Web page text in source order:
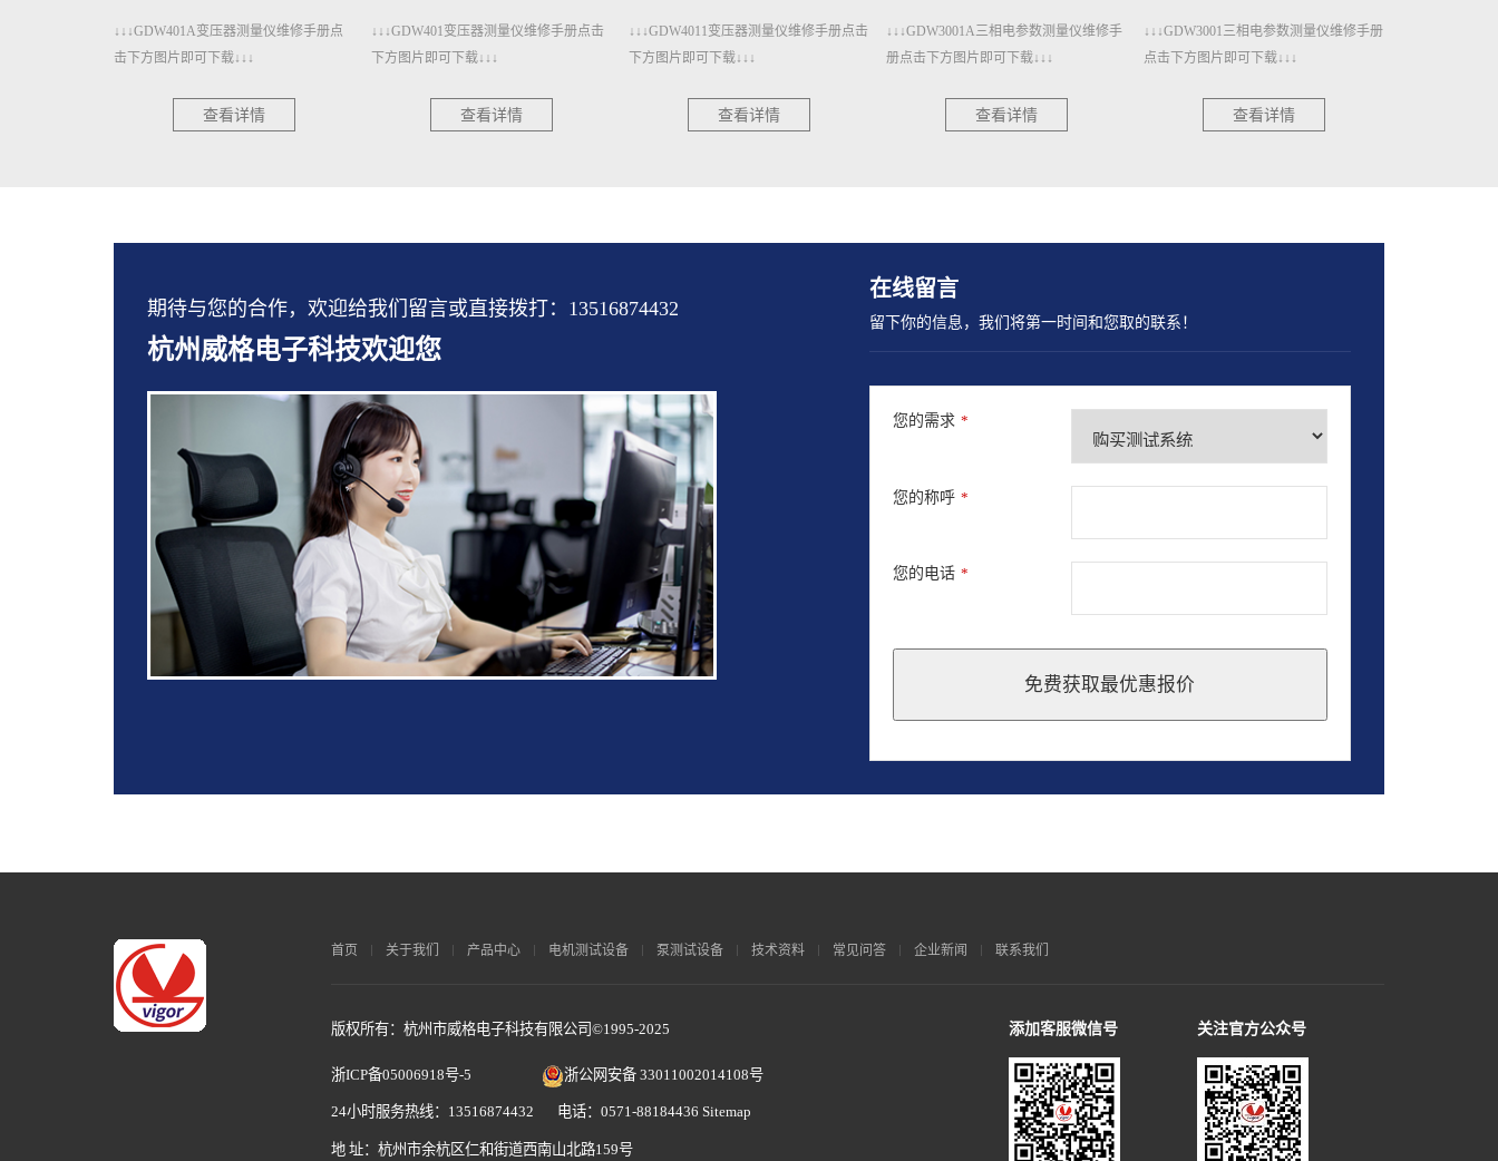
↓↓↓GDW401A变压器测量仪维修手册点
击下方图片即可下载↓↓↓
查看详情
↓↓↓GDW401变压器测量仪维修手册点击
下方图片即可下载↓↓↓
查看详情
↓↓↓GDW4011变压器测量仪维修手册点击
下方图片即可下载↓↓↓
查看详情
↓↓↓GDW3001A三相电参数测量仪维修手
册点击下方图片即可下载↓↓↓
查看详情
↓↓↓GDW3001三相电参数测量仪维修手册
点击下方图片即可下载↓↓↓
查看详情
期待与您的合作，欢迎给我们留言或直接拨打：13516874432
杭州威格电子科技欢迎您
在线留言
留下你的信息，我们将第一时间和您取的联系！
您的需求 *
您的称呼 *
您的电话 *
免费获取最优惠报价
should
首页 关于我们 产品中心 电机测试设备 泵测试设备 技术资料 常见问答 企业新闻 联系我们
版权所有：杭州市威格电子科技有限公司©1995-2025 添加客服微信号 关注官方公众号
浙ICP备05006918号-5 浙公网安备 33011002014108号
24小时服务热线：13516874432 电话：0571-88184436 Sitemap
地 址：杭州市余杭区仁和街道西南山北路159号